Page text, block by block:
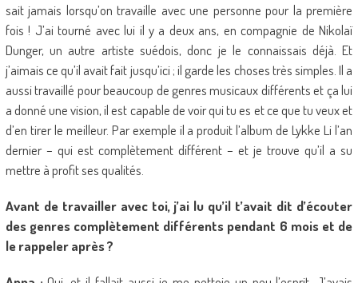
sait jamais lorsqu’on travaille avec une personne pour la première
fois ! J’ai tourné avec lui il y a deux ans, en compagnie de Nikolaï
Dunger, un autre artiste suédois, donc je le connaissais déjà. Et
j’aimais ce qu’il avait fait jusqu’ici ; il garde les choses très simples. Il a
aussi travaillé pour beaucoup de genres musicaux différents et ça lui
a donné une vision, il est capable de voir qui tu es et ce que tu veux et
d’en tirer le meilleur. Par exemple il a produit l’album de Lykke Li l’an
dernier – qui est complètement différent – et je trouve qu’il a su
mettre à profit ses qualités.
Avant de travailler avec toi, j’ai lu qu’il t’avait dit d’écouter
des genres complètement différents pendant 6 mois et de
le rappeler après ?